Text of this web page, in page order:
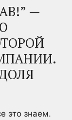
—
это знаем.